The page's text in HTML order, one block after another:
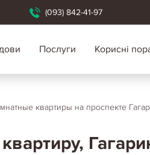
(093) 842-41-97
Послуги Корисні
квартиры на проспекте